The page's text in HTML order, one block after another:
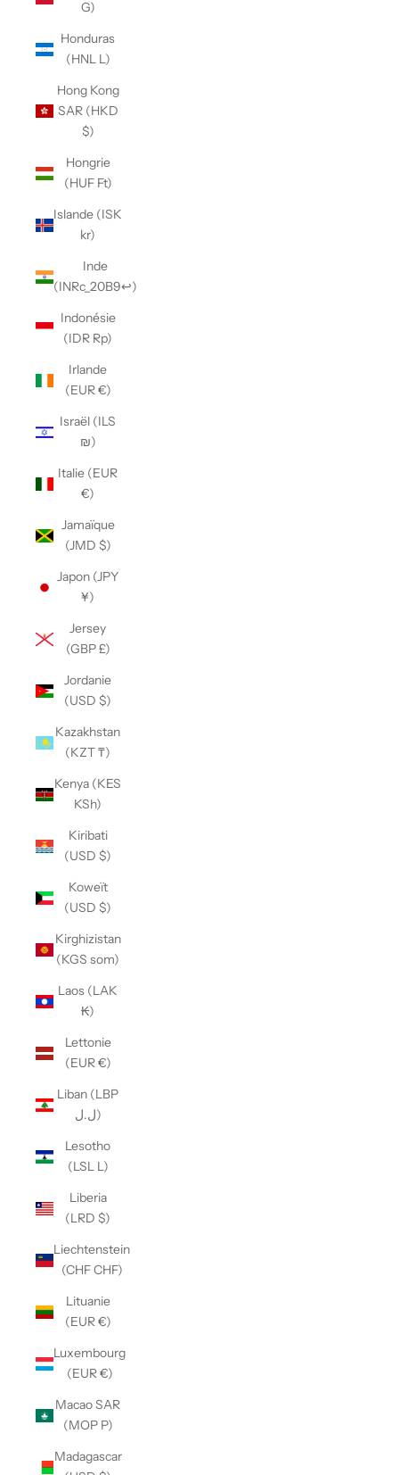
G)
Honduras
(HNL L)
Hong Kong
SAR (HKD
$)
Hongrie
(HUF Ft)
Islande (ISK
kr)
Inde
(INRc_20B9↩)
Indonésie
(IDR Rp)
Irlande
(EUR €)
Israël (ILS
₪)
Italie (EUR
€)
Jamaïque
(JMD $)
Japon (JPY
¥)
Jersey
(GBP £)
Jordanie
(USD $)
Kazakhstan
(KZT ₸)
Kenya (KES
KSh)
Kiribati
(USD $)
Koweït
(USD $)
Kirghizistan
(KGS som)
Laos (LAK
₭)
Lettonie
(EUR €)
Liban (LBP
ل.ل)
Lesotho
(LSL L)
Liberia
(LRD $)
Liechtenstein
(CHF CHF)
Lituanie
(EUR €)
Luxembourg
(EUR €)
Macao SAR
(MOP P)
Madagascar